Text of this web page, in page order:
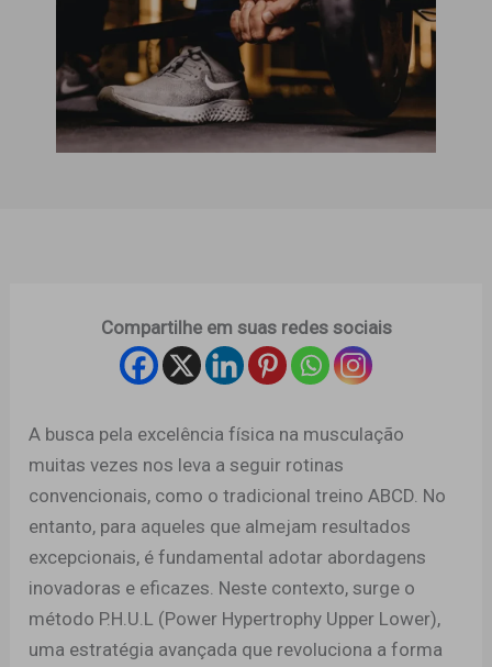
Compartilhe em suas redes sociais
A busca pela excelência física na musculação
muitas vezes nos leva a seguir rotinas
convencionais, como o tradicional treino ABCD. No
entanto, para aqueles que almejam resultados
excepcionais, é fundamental adotar abordagens
inovadoras e eficazes. Neste contexto, surge o
método P.H.U.L (Power Hypertrophy Upper Lower),
uma estratégia avançada que revoluciona a forma